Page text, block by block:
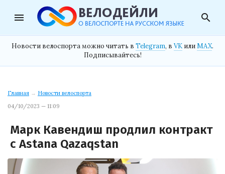
menu search
Новости велоспорта можно читать в Telegram, в VK илиMAX.
Подписывайтесь!
Главная → Новости велоспорта
04/10/2023 — 11:09
Марк Кавендиш продлил контракт
с Astana Qazaqstan